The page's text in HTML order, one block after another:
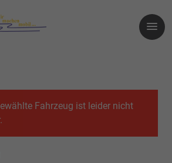
Fahrzeug ist leider nicht